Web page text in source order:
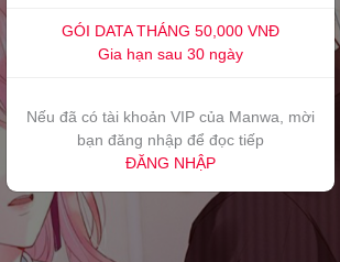
GÓI DATA THÁNG 50,000 VNĐ
Gia hạn sau 30 ngày
Nếu đã có tài khoản VIP của Manwa, mời
bạn đăng nhập để đọc tiếp
ĐĂNG NHẬP